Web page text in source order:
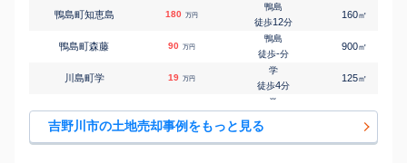
鴨島町知恵島 180 万円
鴨島
徒歩12分
160㎡
鴨島町森藤 90 万円
鴨島
徒歩-分
900㎡
川島町学 19 万円
学
徒歩4分
125㎡
川島町学 130 万円
学
850㎡
川島町桑村 30 万円
阿波川島
18
330㎡
吉野川市の土地売却事例をもっと見る